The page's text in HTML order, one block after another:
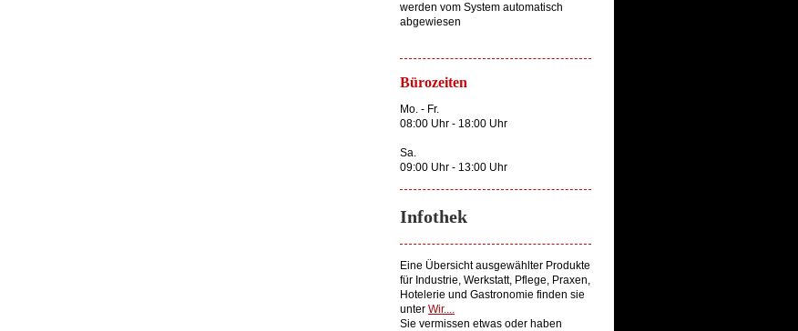
werden vom System automatisch
abgewiesen
Bürozeiten
Mo. - Fr.
08:00 Uhr - 18:00 Uhr
Sa.
09:00 Uhr - 13:00 Uhr
Infothek
Eine Übersicht ausgewählter Produkte
für Industrie, Werkstatt, Pflege, Praxen,
Hotelerie und Gastronomie finden sie
unter Wir....
Sie vermissen etwas oder haben